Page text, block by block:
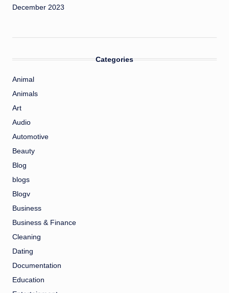
December 2023
Categories
Animal
Animals
Art
Audio
Automotive
Beauty
Blog
blogs
Blogv
Business
Business & Finance
Cleaning
Dating
Documentation
Education